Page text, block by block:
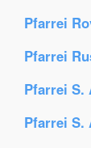
Pfarrei
Pfarrei
Pfarrei S.
Pfarrei S.